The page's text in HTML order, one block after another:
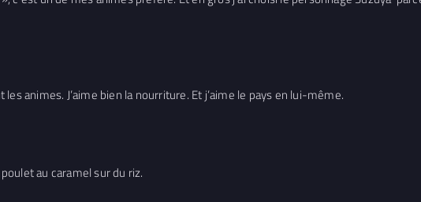
les animes. J’aime bien la nourriture. Et j’aime le pays en lui-même.
au caramel sur du riz.